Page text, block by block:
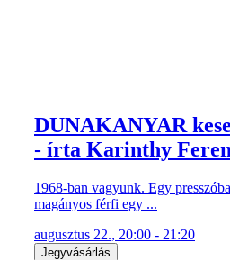
DUNAKANYAR
- írta Karinthy
1968-ban vagyunk. Egy
magányos férfi egy ...
augusztus 22., 20:00 - 21:20
Jegyvásárlás